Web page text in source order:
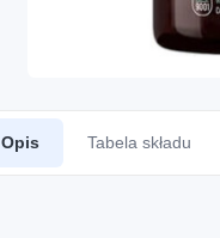
Opis Tabela składu